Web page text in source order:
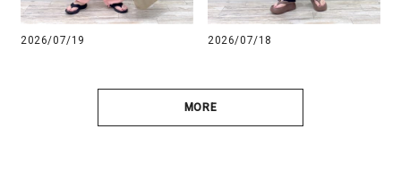
2026/07/19 2026/07/18
MORE